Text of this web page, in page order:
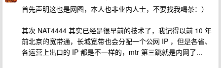
首先声明这也是网图，本人也非业内人士，不要找我喝茶：）
其次 NAT4444 其实已经是很早前的技术了，我记得以前 10 年
前北京的宽带通，长城宽带也会分配一个公网 IP ，但是各省、
各运营上出口的 IP 都是不一样的，mtr 第三跳就是内网了...